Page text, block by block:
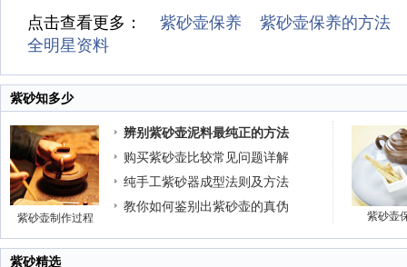
点击查看更多： 紫砂壶保养
紫砂壶保养的方法
全明星资料
紫砂知多少
紫砂壶制作过程
辨别紫砂壶泥料最纯正的方法
购买紫砂壶比较常见问题详解
纯手工紫砂器成型法则及方法
教你如何鉴别出紫砂壶的真伪
紫砂壶
紫砂精选